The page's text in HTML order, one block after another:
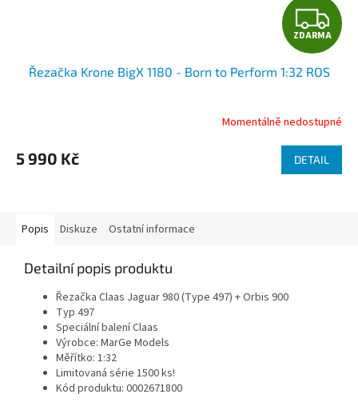
Z
D
A
R
M
A
ZDARMA
Řezačka Krone BigX 1180 - Born to Perform 1:32 ROS
Momentálně nedostupné
5 990 Kč DETAIL
Popis Diskuze Ostatní informace
Detailní popis produktu
Řezačka Claas Jaguar 980 (Type 497) + Orbis 900
Typ 497
Speciální balení Claas
Výrobce: MarGe Models
Měřítko: 1:32
Limitovaná série 1500 ks!
Kód produktu: 0002671800